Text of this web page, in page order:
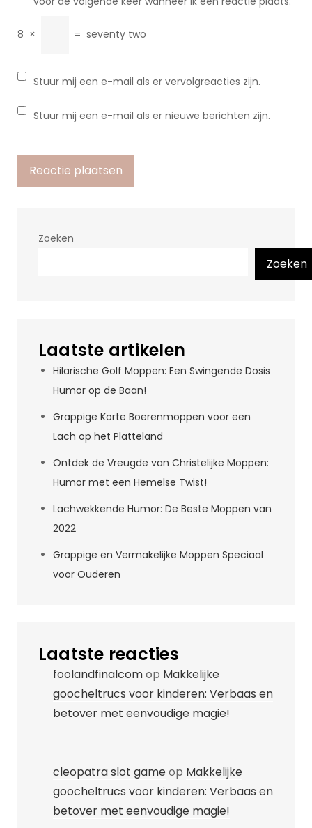
8 × = seventy two
Stuur mij een e-mail als er vervolgreacties zijn.
Stuur mij een e-mail als er nieuwe berichten zijn.
Zoeken
Zoeken
Laatste artikelen
Hilarische Golf Moppen: Een Swingende Dosis
Humor op de Baan!
Grappige Korte Boerenmoppen voor een
Lach op het Platteland
Ontdek de Vreugde van Christelijke Moppen:
Humor met een Hemelse Twist!
Lachwekkende Humor: De Beste Moppen van
2022
Grappige en Vermakelijke Moppen Speciaal
voor Ouderen
Laatste reacties
foolandfinalcomop Makkelijke
goocheltrucs voor kinderen: Verbaas en
betover met eenvoudige magie!
cleopatra slot gameop Makkelijke
goocheltrucs voor kinderen: Verbaas en
betover met eenvoudige magie!